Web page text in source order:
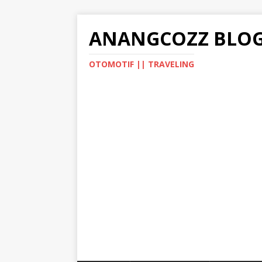
ANANGCOZZ
OTOMOTIF || TRAVELING